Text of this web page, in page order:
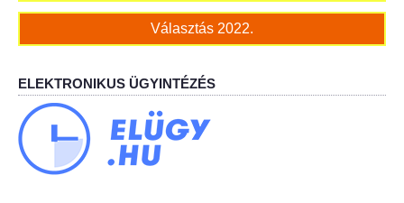
Választás 2022.
ELEKTRONIKUS ÜGYINTÉZÉS